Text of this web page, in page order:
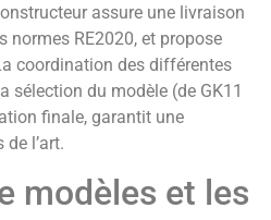
assure une livraison
normes RE2020, et propose
coordination des différentes
sélection du modèle (de GK11
finale, garantit une
l’art.
modèles et les